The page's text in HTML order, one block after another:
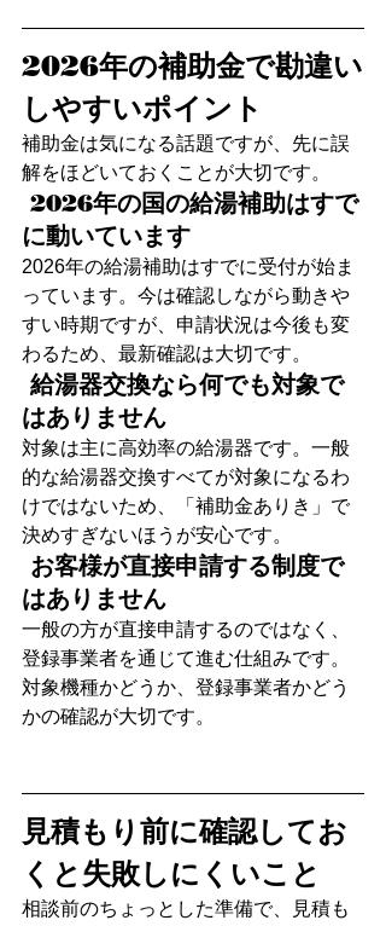
2026年の補助金で勘違い
しやすいポイント
補助金は気になる話題ですが、先に誤
解をほどいておくことが大切です。
に動いています
2026年の給湯補助はすでに受付が始ま
っています。今は確認しながら動きや
すい時期ですが、申請状況は今後も変
わるため、最新確認は大切です。
はありません
対象は主に高効率の給湯器です。一般
的な給湯器交換すべてが対象になるわ
けではないため、「補助金ありき」で
決めすぎないほうが安心です。
はありません
一般の方が直接申請するのではなく、
登録事業者を通じて進む仕組みです。
対象機種かどうか、登録事業者かどう
かの確認が大切です。
見積もり前に確認してお
くと失敗しにくいこと
相談前のちょっとした準備で、見積も